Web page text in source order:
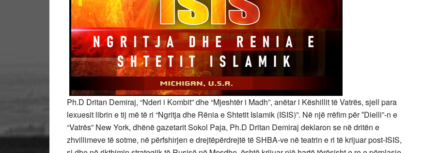
Ph.D Dritan Demiraj, “Nderi i Kombit” dhe “Mjeshtër i Madh”, anëtar i Këshillit të Vatrës, sjell para
lexuesit librin e tij më të ri “Ngritja dhe Rënia e Shtetit Islamik (ISIS)”. Në një rrëfim për ‟Dielli”-n e
“Vatrës” New York, dhënë gazetarit Sokol Paja, Ph.D Dritan Demiraj deklaron se në dritën e
zhvillimeve të sotme, në përfshirjen e drejtëpërdrejtë të SHBA-ve në teatrin e ri të krijuar post-ISIS,